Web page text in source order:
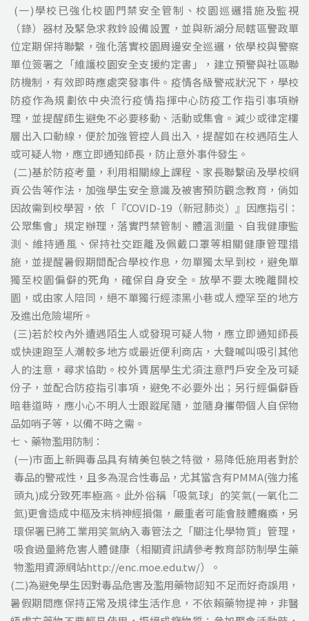
(一)學校已強化校園門禁安全管制、校園巡邏措施及監視
（錄）器材及緊急求救鈴設備設置，並與新湖分局轄區警政單
位定期保持聯繫，強化落實校園周邊安全巡邏，依學校與警察
單位簽署之「維護校園安全支援約定書」，建立預警與社區聯
防機制，有效即時應處突發事件。疫情各級警戒狀況下，學校
防疫作為規劃依中央流行疫情指揮中心防疫工作指引事項辦
理，並提醒師生避免不必要移動、活動或集會。減少或律定樓
層出入口動線，便於加強管控人員出入，提醒如在校遇陌生人
或可疑人物，應立即通知師長，防止意外事件發生。
(二)基於防疫考量，利用相關線上課程、家長聯繫函及學校網
頁公告等作法，加強學生安全意識及被害預防觀念教育，倘如
因故需到校學習，依「『COVID-19（新冠肺炎）』因應指引：
公眾集會」規定辦理，落實門禁管制、體溫測量、自我健康監
測、維持通風、保持社交距離及佩戴口罩等相關健康管理措
施，並提醒暑假期間配合學校作息，勿單獨太早到校，避免單
獨至校園偏僻的死角，確保自身安全。放學不要太晚離開校
園，或由家人陪同，絕不單獨行經漆黑小巷或人煙罕至的地方
及進出危險場所。
(三)若於校內外遭遇陌生人或發現可疑人物，應立即通知師長
或快速跑至人潮較多地方或最近便利商店，大聲喊叫吸引其他
人的注意，尋求協助。校外賃居學生尤須注意門戶安全及可疑
份子，並配合防疫指引事項，避免不必要外出；另行經偏僻昏
暗巷道時，應小心不明人士跟蹤尾隨，並隨身攜帶個人自保物
品如哨子等，以備不時之需。
七、藥物濫用防制：
(一)市面上新興毒品具有精美包裝之特徵，易降低施用者對於
毒品的警戒性，且多為混合性毒品，尤其當含有PMMA(強力搖
頭丸)成分致死率極高。此外俗稱「吸氣球」的笑氣(一氧化二
氮)更會造成中樞及末梢神經損傷，嚴重者可能會肢體癱瘓，另
環保署已將工業用笑氣納入毒管法之「關注化學物質」管理，
吸食過量將危害人體健康（相關資訊請參考教育部防制學生藥
物濫用資源網站http://enc.moe.edu.tw/）。
(二)為避免學生因對毒品危害及濫用藥物認知不足而好奇誤用，
暑假期間應保持正常及規律生活作息，不依賴藥物提神，非醫